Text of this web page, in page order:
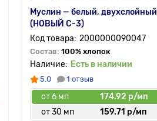
Муслин — белый, двухслойный
(НОВЫЙ C-3)
2000000090047
Состав: 100% хлопок
Есть в наличии
5.0 1 отзыв
от 6 мп
174.92 р/мп
от 30 мп
159.71 р/мп